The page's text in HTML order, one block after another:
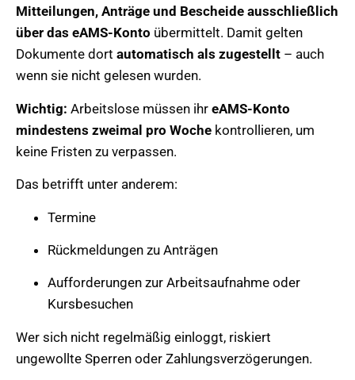
Mitteilungen, Anträge und Bescheide ausschließlich
über das eAMS-Konto übermittelt. Damit gelten
Dokumente dort automatisch als zugestellt – auch
wenn sie nicht gelesen wurden.
Wichtig: Arbeitslose müssen ihr eAMS-Konto
mindestens zweimal pro Woche kontrollieren, um
keine Fristen zu verpassen.
Das betrifft unter anderem:
Termine
Rückmeldungen zu Anträgen
Aufforderungen zur Arbeitsaufnahme oder
Kursbesuchen
Wer sich nicht regelmäßig einloggt, riskiert
ungewollte Sperren oder Zahlungsverzögerungen.